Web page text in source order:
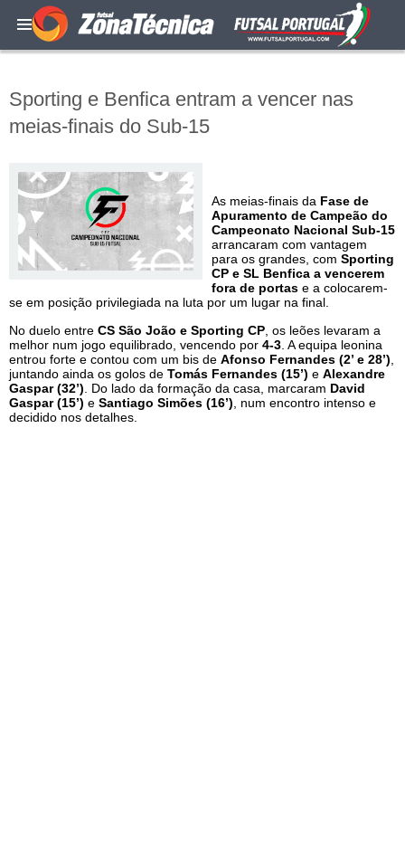
Sporting e Benfica entram a vencer nas
meias-finais do Sub-15
As meias-finais da Fase de
Apuramento de Campeão do
Campeonato Nacional Sub-15
arrancaram com vantagem
para os grandes, com Sporting
CP e SL Benfica a vencerem
fora de portas e a colocarem-
se em posição privilegiada na luta por um lugar na final.
No duelo entre CS São João e Sporting CP , os leões levaram a
melhor num jogo equilibrado, vencendo por 4-3 . A equipa leonina
entrou forte e contou com um bis de Afonso Fernandes (2’ e 28’)
juntando ainda os golos de Tomás Fernandes (15’) e Alexandre
Gaspar (32’) . Do lado da formação da casa, marcaram David
Gaspar (15’) e Santiago Simões (16’) , num encontro intenso e
decidido nos detalhes.